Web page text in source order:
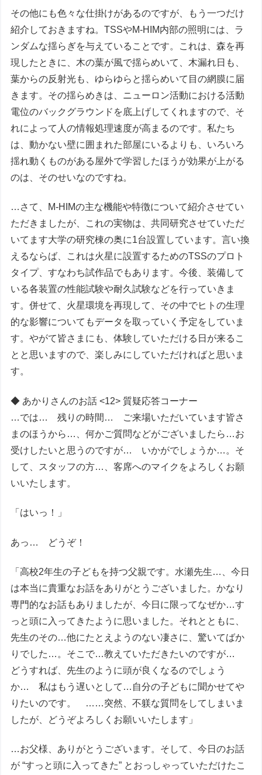
その他にも色々な仕掛けがあるのですが、もう一つだけ
紹介しておきますね。TSSやM-HIM内部の照明には、ラ
ンダムな揺らぎを与えていることです。これは、森を再
現したときに、木の葉が風で揺らめいて、木漏れ日も、
葉からの反射光も、ゆらゆらと揺らめいて目の網膜に届
きます。その揺らめきは、ニューロン活動における活動
電位のバックグラウンドを底上げしてくれますので、そ
れによって人の情報処理速度が高まるのです。私たち
は、動かない壁に囲まれた部屋にいるよりも、いろいろ
揺れ動くものがある屋外で学習したほうが効果が上がる
のは、そのせいなのですね。
…さて、M-HIMの主な機能や特徴について紹介させてい
ただきましたが、これの実物は、共同研究させていただ
いてます大学の研究棟の奥に1台設置しています。言い換
えるならば、これは火星に設置するためのTSSのプロト
タイプ、すなわち試作品でもあります。今後、装備して
いる各装置の性能試験や耐久試験などを行っていきま
す。併せて、火星環境を再現して、その中でヒトの生理
的な影響についてもデータを取っていく予定をしていま
す。やがて皆さまにも、体験していただける日が来るこ
とと思いますので、楽しみにしていただければと思いま
す。
◆ あかりさんのお話 <12> 質疑応答コーナー
…では… 残りの時間… ご来場いただいています皆さ
まのほうから…、何かご質問などがございましたら…お
受けしたいと思うのですが… いかがでしょうか…。そ
して、スタッフの方…、客席へのマイクをよろしくお願
いいたします。
「はいっ！」
あっ… どうぞ！
「高校2年生の子どもを持つ父親です。水瀬先生…、今日
は本当に貴重なお話をありがとうございました。かなり
専門的なお話もありましたが、今日に限ってなぜか…す
っと頭に入ってきたように思いました。それとともに、
先生のその…他にたとえようのない凄さに、驚いてばか
りでした…。そこで…教えていただきたいのですが…
どうすれば、先生のように頭が良くなるのでしょう
か… 私はもう遅いとして…自分の子どもに聞かせてや
りたいのです。 ……突然、不躾な質問をしてしまいま
したが、どうぞよろしくお願いいたします」
…お父様、ありがとうございます。そして、今日のお話
が “すっと頭に入ってきた” とおっしゃっていただけたこ